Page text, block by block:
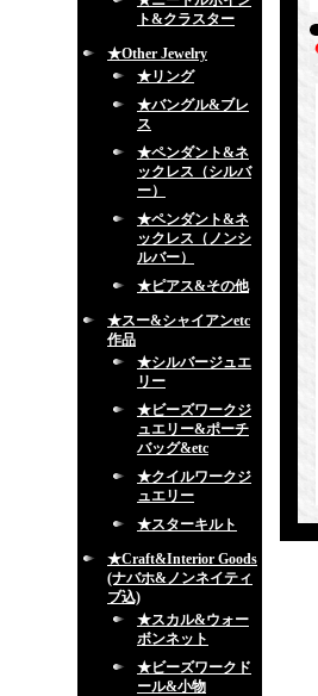
ト&クラスター
★Other Jewelry
★リング
★バングル&ブレ
ス
★ペンダント&ネ
ックレス（シルバ
ー）
★ペンダント&ネ
ックレス（ノンシ
ルバー）
★ピアス&その他
★スー&シャイアンetc
作品
★シルバージュエ
リー
★ビーズワークジ
ュエリー&ポーチ
バッグ&etc
★クイルワークジ
ュエリー
★スターキルト
★Craft&Interior Goods
(ナバホ&ノンネイティ
ブ込)
★スカル&ウォー
ボンネット
★ビーズワークド
ール&小物